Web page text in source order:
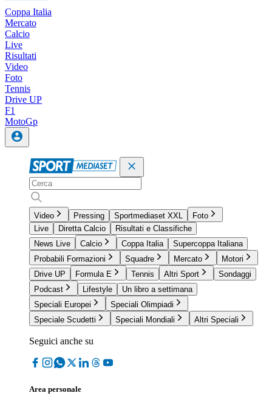
Coppa Italia
Mercato
Calcio
Live
Risultati
Video
Foto
Tennis
Drive UP
F1
MotoGp
Video Pressing Sportmediaset XXL
Foto
Live
Diretta Calcio
Risultati e Classifiche
News Live
Calcio Coppa Italia
Supercoppa Italiana
Probabili Formazioni
Squadre Mercato
Motori
Drive UP
Formula E Tennis Altri Sport
Sondaggi
Podcast
Lifestyle
Un libro a settimana
Speciali Europei
Speciali Olimpiadi
Speciale Scudetti
Speciali Mondiali Altri Speciali
Seguici anche su
Area personale